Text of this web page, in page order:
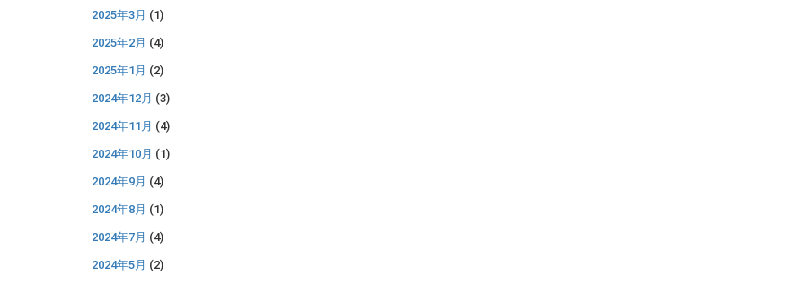
2025年3月 (1)
2025年2月 (4)
2025年1月 (2)
2024年12月 (3)
2024年11月 (4)
2024年10月 (1)
2024年9月 (4)
2024年8月 (1)
2024年7月 (4)
2024年5月 (2)